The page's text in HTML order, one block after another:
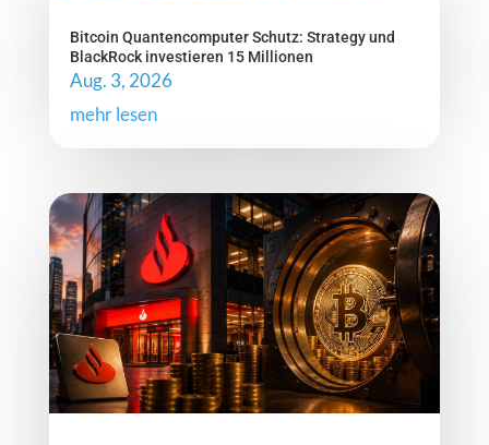
Bitcoin Quantencomputer Schutz: Strategy und
BlackRock investieren 15 Millionen
Aug. 3, 2026
mehr lesen